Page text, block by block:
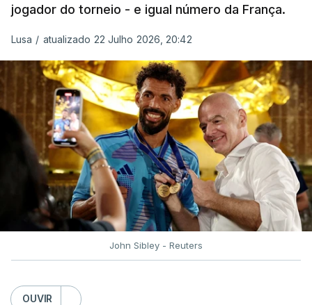
competição”, afirmou o futebolista, de 23 anos.
À FIFA, o internacional cabo-verdiano, que nasceu
em Roterdão (Países Baixos), garantiu que o lance
não foi obra do acaso.
“Foi a segunda vez que marquei um golo daqueles.
(…) Não foi algo completamente novo para mim.
Mas marcar um golo daquela qualidade num palco
como um Campeonato do Mundo é especial. É um
momento que fica para sempre na carreira”,
realçou.
jogador do torneio - e igual número da França.
Lusa / atualizado 22 Julho 2026, 20:42
John Sibley - Reuters
OUVIR